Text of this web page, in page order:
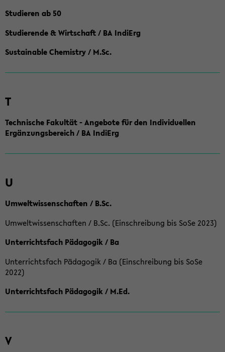
Studieren ab 50
Studierende & Wirtschaft / BA IndiErg
Sustainable Chemistry / M.Sc.
T
Technische Fakultät - Angebote für den Individuellen
Ergänzungsbereich / BA IndiErg
U
Umweltwissenschaften / B.Sc.
Umweltwissenschaften / B.Sc. (Einschreibung bis SoSe 2023)
Unterrichtsfach Pädagogik / Ba
Unterrichtsfach Pädagogik / Ba (Einschreibung bis SoSe
2022)
Unterrichtsfach Pädagogik / M.Ed.
V